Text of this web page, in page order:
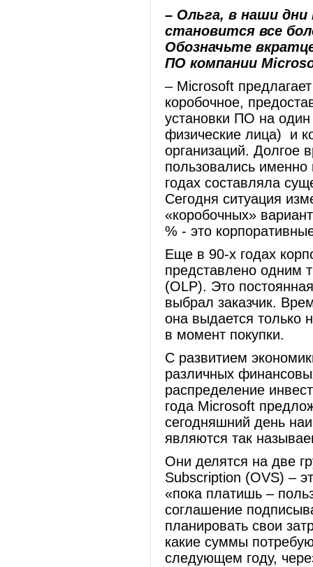
– Ольга, в наши
становится все
Обозначьте
ПО компании
– Microsoft
коробочное,
установки ПО на
физические лица) и
организаций. Долгое
пользовались
годах составляла
Сегодня ситуация
«коробочных»
% - это
Еще в 90-х годах
представлено одним
(OLP). Это
выбрал заказчик.
она выдается только
в момент покупки.
С развитием
различных
распределение
года Microsoft
сегодняшний день
являются так
Они делятся на две
Subscription (OVS) –
«пока платишь –
соглашение
планировать свои
какие суммы
следующем году,